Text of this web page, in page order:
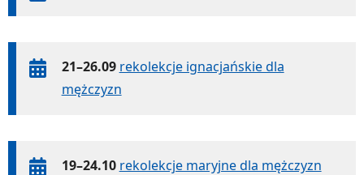
21–26.09 rekolekcje ignacjańskie dla
mężczyzn
19–24.10 rekolekcje maryjne dla mężczyzn